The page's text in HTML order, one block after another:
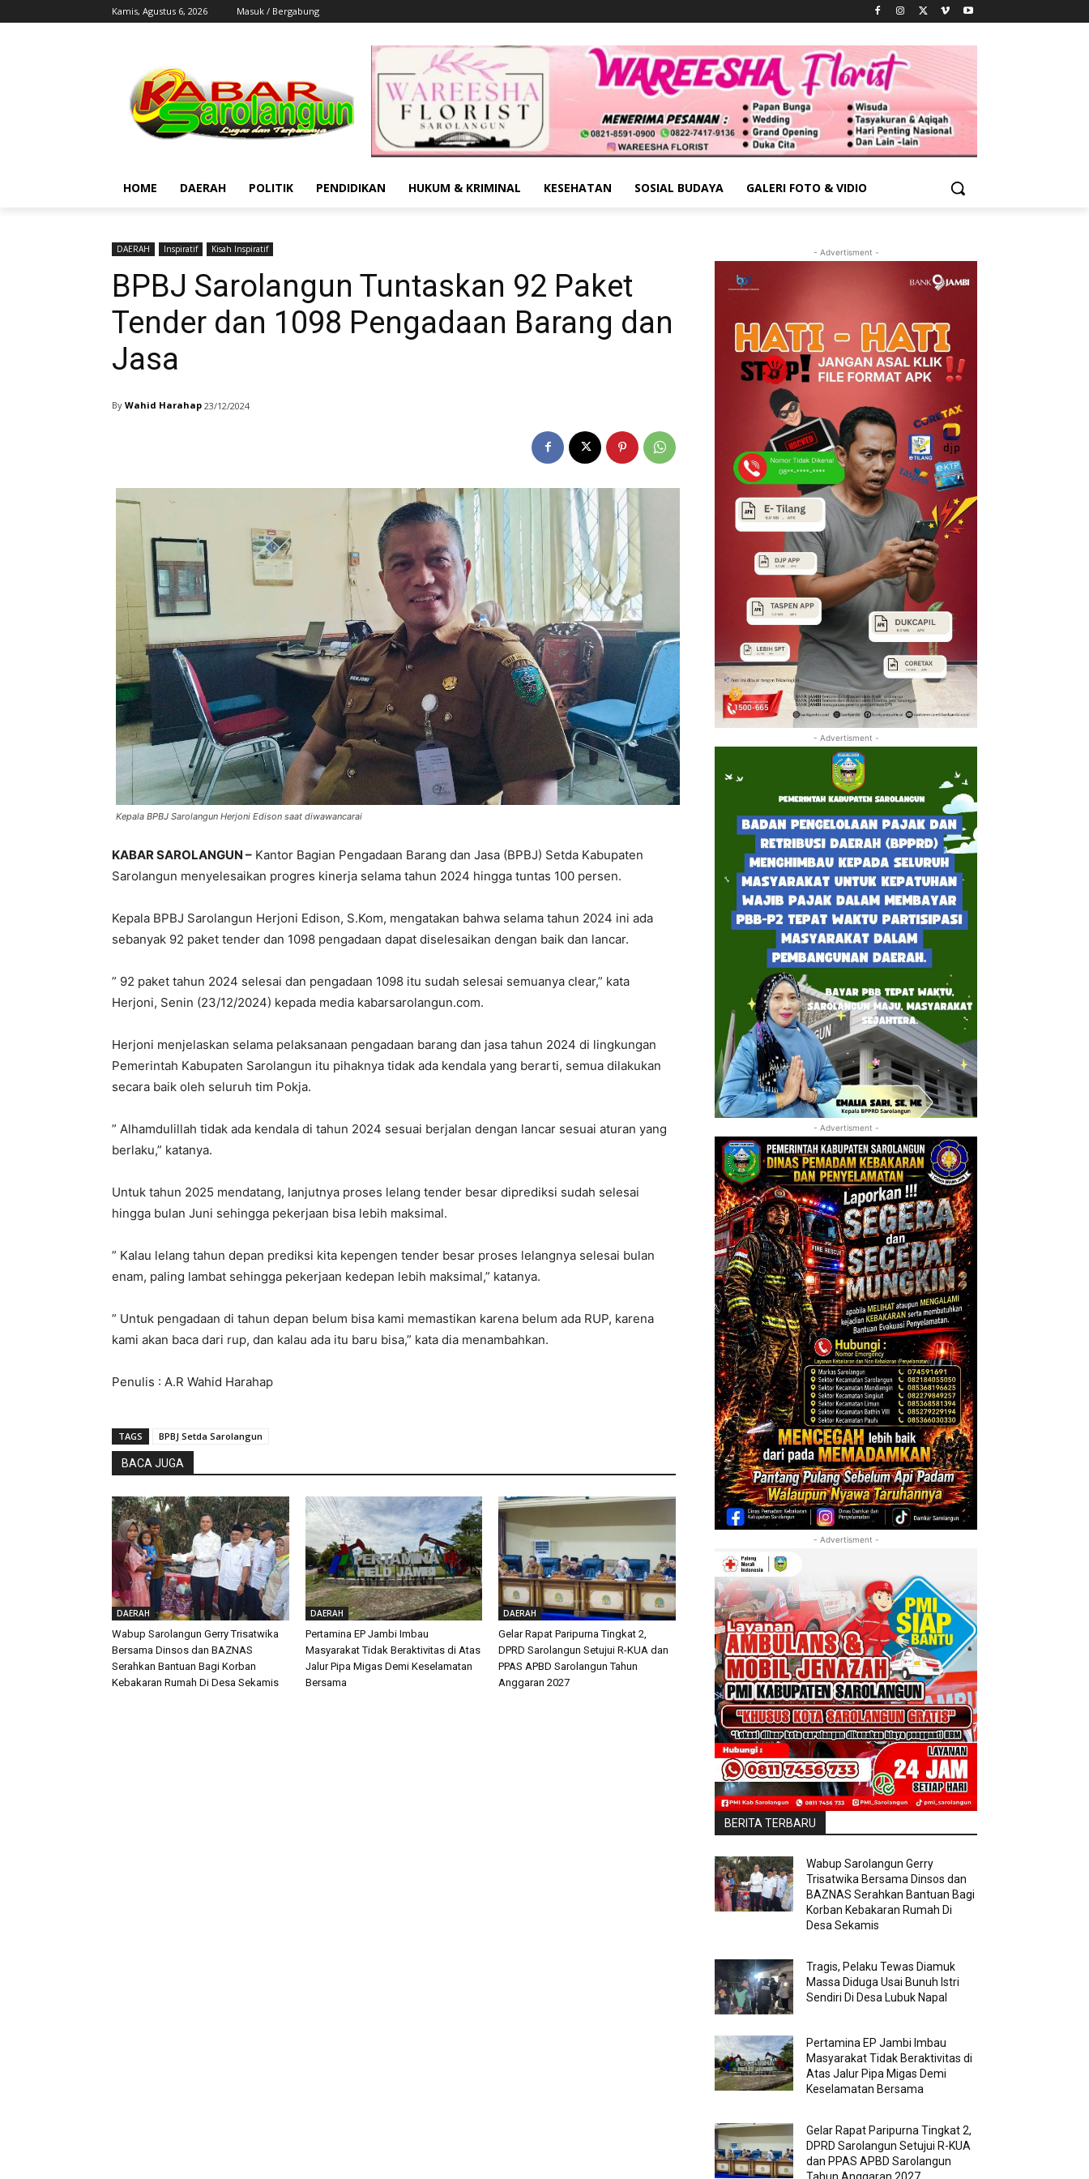
Kamis, Agustus 6, 2026 Masuk / Bergabung
HOME DAERAH POLITIK PENDIDIKAN HUKUM & KRIMINAL KESEHATAN SOSIAL BUDAYA GALERI FOTO & VIDIO
DAERAH Inspiratif Kisah Inspiratif
BPBJ Sarolangun Tuntaskan 92 Paket
Tender dan 1098 Pengadaan Barang dan
Jasa
By Wahid Harahap 23/12/2024
Kepala BPBJ Sarolangun Herjoni Edison saat diwawancarai
KABAR SAROLANGUN – Kantor Bagian Pengadaan Barang dan Jasa (BPBJ) Setda Kabupaten
Sarolangun menyelesaikan progres kinerja selama tahun 2024 hingga tuntas 100 persen.
Kepala BPBJ Sarolangun Herjoni Edison, S.Kom, mengatakan bahwa selama tahun 2024 ini ada
sebanyak 92 paket tender dan 1098 pengadaan dapat diselesaikan dengan baik dan lancar.
” 92 paket tahun 2024 selesai dan pengadaan 1098 itu sudah selesai semuanya clear,” kata
Herjoni, Senin (23/12/2024) kepada media kabarsarolangun.com.
Herjoni menjelaskan selama pelaksanaan pengadaan barang dan jasa tahun 2024 di lingkungan
Pemerintah Kabupaten Sarolangun itu pihaknya tidak ada kendala yang berarti, semua dilakukan
secara baik oleh seluruh tim Pokja.
” Alhamdulillah tidak ada kendala di tahun 2024 sesuai berjalan dengan lancar sesuai aturan yang
berlaku,” katanya.
Untuk tahun 2025 mendatang, lanjutnya proses lelang tender besar diprediksi sudah selesai
hingga bulan Juni sehingga pekerjaan bisa lebih maksimal.
” Kalau lelang tahun depan prediksi kita kepengen tender besar proses lelangnya selesai bulan
enam, paling lambat sehingga pekerjaan kedepan lebih maksimal,” katanya.
” Untuk pengadaan di tahun depan belum bisa kami memastikan karena belum ada RUP, karena
kami akan baca dari rup, dan kalau ada itu baru bisa,” kata dia menambahkan.
Penulis : A.R Wahid Harahap
TAGS BPBJ Setda Sarolangun
BACA JUGA
DAERAH
Wabup Sarolangun Gerry Trisatwika
Bersama Dinsos dan BAZNAS
Serahkan Bantuan Bagi Korban
Kebakaran Rumah Di Desa Sekamis
DAERAH
Pertamina EP Jambi Imbau
Masyarakat Tidak Beraktivitas di Atas
Jalur Pipa Migas Demi Keselamatan
Bersama
DAERAH
Gelar Rapat Paripurna Tingkat 2,
DPRD Sarolangun Setujui R-KUA dan
PPAS APBD Sarolangun Tahun
Anggaran 2027
- Advertisment -
- Advertisment -
- Advertisment -
- Advertisment -
BERITA TERBARU
Wabup Sarolangun Gerry
Trisatwika Bersama Dinsos dan
BAZNAS Serahkan Bantuan Bagi
Korban Kebakaran Rumah Di
Desa Sekamis
Tragis, Pelaku Tewas Diamuk
Massa Diduga Usai Bunuh Istri
Sendiri Di Desa Lubuk Napal
Pertamina EP Jambi Imbau
Masyarakat Tidak Beraktivitas di
Atas Jalur Pipa Migas Demi
Keselamatan Bersama
Gelar Rapat Paripurna Tingkat 2,
DPRD Sarolangun Setujui R-KUA
dan PPAS APBD Sarolangun